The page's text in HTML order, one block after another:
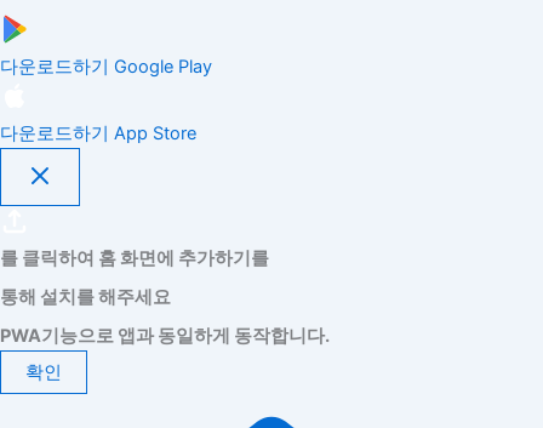
다운로드하기 Google Play
다운로드하기 App Store
를 클릭하여 홈 화면에 추가하기를
통해 설치를 해주세요
PWA기능으로 앱과 동일하게 동작합니다.
확인